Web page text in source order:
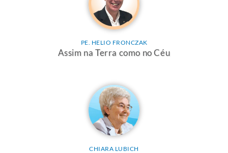
PE. HELIO FRONCZAK
Assim na Terra como no Céu
CHIARA LUBICH